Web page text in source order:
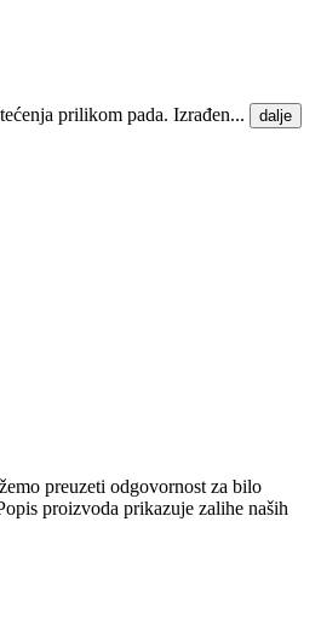
prilikom pada. Izrađen... dalje
preuzeti odgovornost za bilo
proizvoda prikazuje zalihe naših